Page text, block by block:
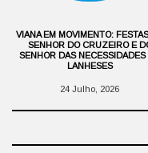
VIANA EM MOVIMENTO:
SENHOR DO CRUZEIRO E
SENHOR DAS NECESSIDADES
LANHESES
24 Julho, 2026